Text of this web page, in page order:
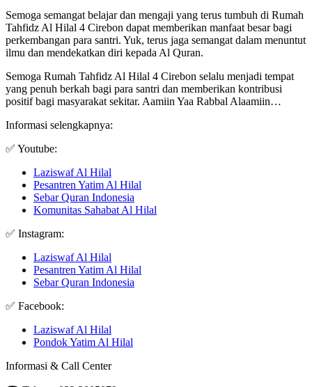
Semoga semangat belajar dan mengaji yang terus tumbuh di Rumah
Tahfidz Al Hilal 4 Cirebon dapat memberikan manfaat besar bagi
perkembangan para santri. Yuk, terus jaga semangat dalam menuntut
ilmu dan mendekatkan diri kepada Al Quran.
Semoga Rumah Tahfidz Al Hilal 4 Cirebon selalu menjadi tempat
yang penuh berkah bagi para santri dan memberikan kontribusi
positif bagi masyarakat sekitar. Aamiin Yaa Rabbal Alaamiin…
Informasi selengkapnya:
✅ Youtube:
Laziswaf Al Hilal
Pesantren Yatim Al Hilal
Sebar Quran Indonesia
Komunitas Sahabat Al Hilal
✅ Instagram:
Laziswaf Al Hilal
Pesantren Yatim Al Hilal
Sebar Quran Indonesia
✅ Facebook:
Laziswaf Al Hilal
Pondok Yatim Al Hilal
Informasi & Call Center